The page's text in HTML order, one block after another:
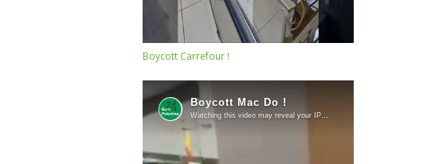
Boycott Carrefour !